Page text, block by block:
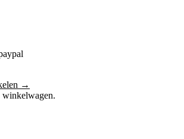
→
winkelwagen.